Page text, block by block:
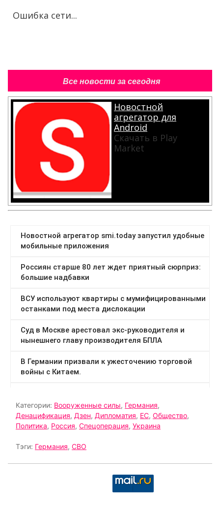
Ошибка сети...
Все новости за сегодня
Новостной
агрегатор для
Android
Скачать в Play
Market
Категории: Вооруженные силы, Германия,
Денацификация, Дзен, Дипломатия, ЕС, Общество,
Политика, Россия, Спецоперация, Украина
Тэги: Германия, СВО